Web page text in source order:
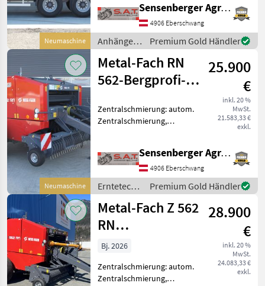
Neumaschine
Kipper, Bremse:
Druckluftbremse,
Mittelrunge, Plane,
Hydraulischer Stützfuß
Neuer Metal Fach T 755-T
Sensenberger Agrar-Technik
4906 Eberschwang
Anhänger /
Metal-Fach
Premium Gold Händler
Neumaschine
Metal-Fach RN
562-Bergprofi-
25.900
€
inkl. 20 %
MwSt.
21.583,33 €
exkl.
Zentralschmierung: autom.
Zentralschmierung,
Rundballenpresse
Metalfach RN 562 ++Der
absolute Bergprofi++
++Neues Modell-Tausend
Sensenberger Agrar-Technik
4906 Eberschwang
Erntetechnik
Grünland /
Metal-Fach
Premium Gold Händler
Metal-Fach Z 562
RN
Bergausführung
Schneidwerk
Bremse
28.900
€
inkl. 20 %
MwSt.
24.083,33 €
exkl.
Bj. 2026
Zentralschmierung: autom.
Zentralschmierung,